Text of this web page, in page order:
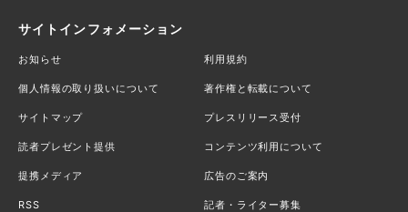
サイトインフォメーション
お知らせ 利用規約
個人情報の取り扱いについて 著作権と転載について
サイトマップ プレスリリース受付
読者プレゼント提供 コンテンツ利用について
提携メディア 広告のご案内
RSS 記者・ライター募集